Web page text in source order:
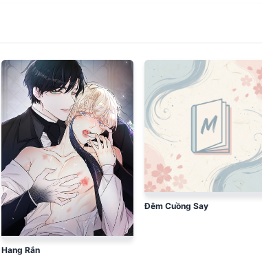
Hang Rắn
Đêm Cuồng Say